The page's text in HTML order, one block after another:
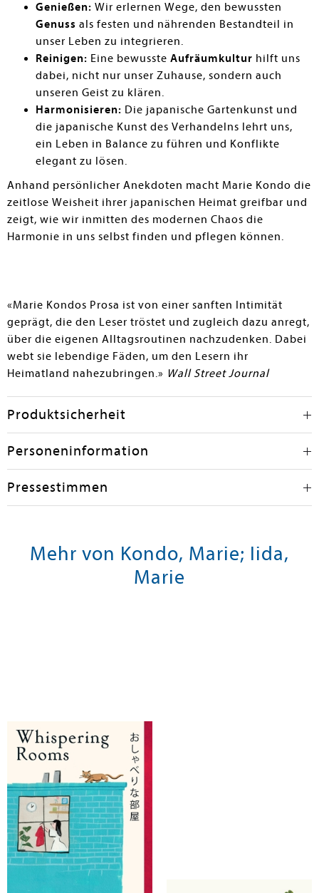
Genießen: Wir erlernen Wege, den bewussten
Genuss als festen und nährenden Bestandteil in
unser Leben zu integrieren.
Reinigen: Eine bewusste Aufräumkultur hilft uns
dabei, nicht nur unser Zuhause, sondern auch
unseren Geist zu klären.
Harmonisieren: Die japanische Gartenkunst und
die japanische Kunst des Verhandelns lehrt uns,
ein Leben in Balance zu führen und Konflikte
elegant zu lösen.
Anhand persönlicher Anekdoten macht Marie Kondo die
zeitlose Weisheit ihrer japanischen Heimat greifbar und
zeigt, wie wir inmitten des modernen Chaos die
Harmonie in uns selbst finden und pflegen können.
«Marie Kondos Prosa ist von einer sanften Intimität
geprägt, die den Leser tröstet und zugleich dazu anregt,
über die eigenen Alltagsroutinen nachzudenken. Dabei
webt sie lebendige Fäden, um den Lesern ihr
Heimatland nahezubringen.» Wall Street Journal
Produktsicherheit
Personeninformation
Pressestimmen
Mehr von Kondo, Marie; Iida,
Marie